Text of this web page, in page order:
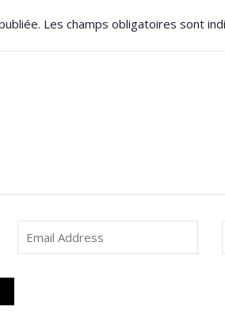
Les champs obligatoires sont